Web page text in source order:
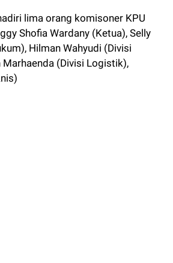
lima orang komisoner KPU
Shofia Wardany (Ketua), Selly
Hilman Wahyudi (Divisi
Marhaenda (Divisi Logistik),